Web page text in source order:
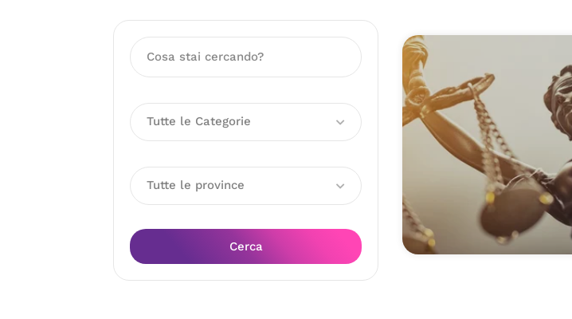
Tutte le Categorie
Tutte le province
Cerca